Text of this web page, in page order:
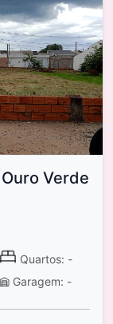
Verde
Quartos: -
Garagem: -